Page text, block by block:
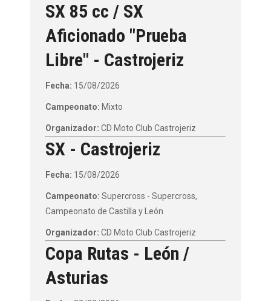
SX 85 cc / SX
Aficionado "Prueba
Libre" - Castrojeriz
Fecha: 15/08/2026
Campeonato: Mixto
Organizador: CD Moto Club Castrojeriz
SX - Castrojeriz
Fecha: 15/08/2026
Campeonato: Supercross - Supercross,
Campeonato de Castilla y León
Organizador: CD Moto Club Castrojeriz
Copa Rutas - León /
Asturias